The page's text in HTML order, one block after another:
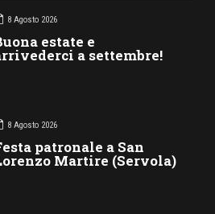
8 Agosto 2026
estate e
a settembre!
8 Agosto 2026
patronale a San
Martire (Servola)